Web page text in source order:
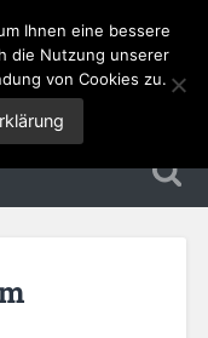
Ihnen eine bessere
die Nutzung unserer
von Cookies zu.